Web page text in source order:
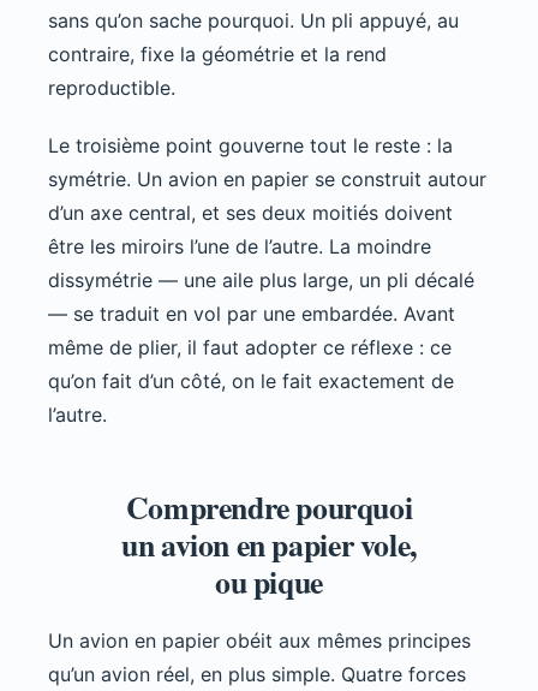
sans qu’on sache pourquoi. Un pli appuyé, au
contraire, fixe la géométrie et la rend
reproductible.
Le troisième point gouverne tout le reste : la
symétrie. Un avion en papier se construit autour
d’un axe central, et ses deux moitiés doivent
être les miroirs l’une de l’autre. La moindre
dissymétrie — une aile plus large, un pli décalé
— se traduit en vol par une embardée. Avant
même de plier, il faut adopter ce réflexe : ce
qu’on fait d’un côté, on le fait exactement de
l’autre.
Comprendre pourquoi
un avion en papier vole,
ou pique
Un avion en papier obéit aux mêmes principes
qu’un avion réel, en plus simple. Quatre forces